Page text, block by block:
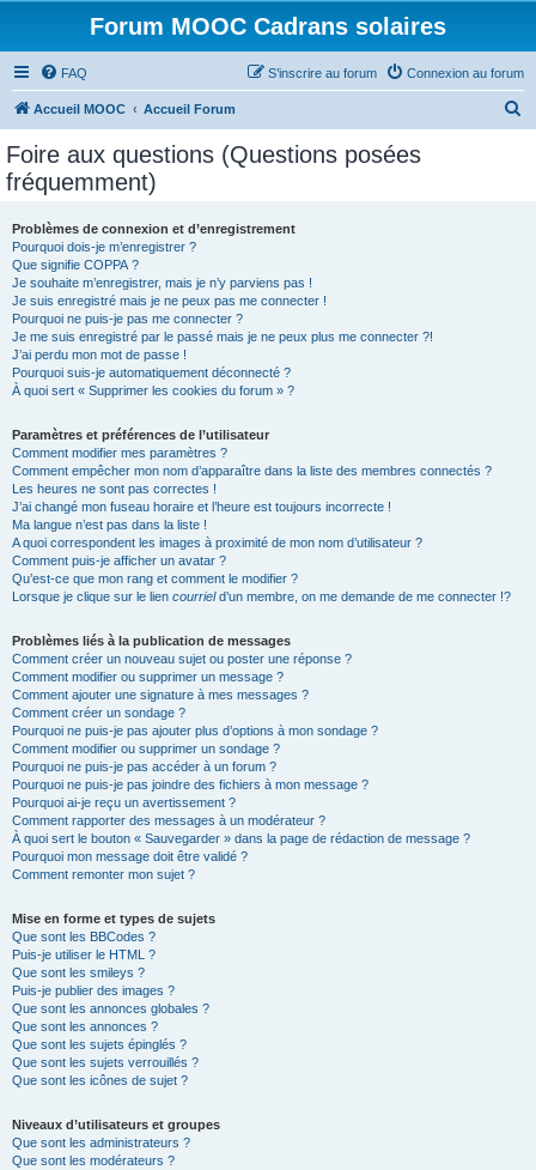
Forum MOOC Cadrans solaires
FAQ Connexion au forum
S’inscrire au forum
Accueil MOOC Accueil Forum
Foire aux questions (Questions posées
fréquemment)
Problèmes de connexion et d’enregistrement
Pourquoi dois-je m’enregistrer ?
Que signifie COPPA ?
Je souhaite m’enregistrer, mais je n’y parviens pas !
Je suis enregistré mais je ne peux pas me connecter !
Pourquoi ne puis-je pas me connecter ?
Je me suis enregistré par le passé mais je ne peux plus me connecter ?!
J’ai perdu mon mot de passe !
Pourquoi suis-je automatiquement déconnecté ?
À quoi sert « Supprimer les cookies du forum » ?
Paramètres et préférences de l’utilisateur
Comment modifier mes paramètres ?
Comment empêcher mon nom d’apparaître dans la liste des membres connectés ?
Les heures ne sont pas correctes !
J’ai changé mon fuseau horaire et l’heure est toujours incorrecte !
Ma langue n’est pas dans la liste !
A quoi correspondent les images à proximité de mon nom d’utilisateur ?
Comment puis-je afficher un avatar ?
Qu’est-ce que mon rang et comment le modifier ?
Lorsque je clique sur le lien courrield’un membre, on me demande de me connecter !?
Problèmes liés à la publication de messages
Comment créer un nouveau sujet ou poster une réponse ?
Comment modifier ou supprimer un message ?
Comment ajouter une signature à mes messages ?
Comment créer un sondage ?
Pourquoi ne puis-je pas ajouter plus d’options à mon sondage ?
Comment modifier ou supprimer un sondage ?
Pourquoi ne puis-je pas accéder à un forum ?
Pourquoi ne puis-je pas joindre des fichiers à mon message ?
Pourquoi ai-je reçu un avertissement ?
Comment rapporter des messages à un modérateur ?
À quoi sert le bouton « Sauvegarder » dans la page de rédaction de message ?
Pourquoi mon message doit être validé ?
Comment remonter mon sujet ?
Mise en forme et types de sujets
Que sont les BBCodes ?
Puis-je utiliser le HTML ?
Que sont les smileys ?
Puis-je publier des images ?
Que sont les annonces globales ?
Que sont les annonces ?
Que sont les sujets épinglés ?
Que sont les sujets verrouillés ?
Que sont les icônes de sujet ?
Niveaux d’utilisateurs et groupes
Que sont les administrateurs ?
Que sont les modérateurs ?